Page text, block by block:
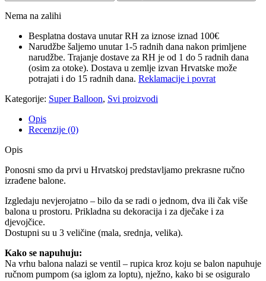
Nema na zalihi
Besplatna dostava unutar RH za iznose iznad 100€
Narudžbe šaljemo unutar 1-5 radnih dana nakon primljene
narudžbe. Trajanje dostave za RH je od 1 do 5 radnih dana
(osim za otoke). Dostava u zemlje izvan Hrvatske može
potrajati i do 15 radnih dana. Reklamacije i povrat
Kategorije: Super Balloon, Svi proizvodi
Opis
Recenzije (0)
Opis
Ponosni smo da prvi u Hrvatskoj predstavljamo prekrasne ručno
izrađene balone.
Izgledaju nevjerojatno – bilo da se radi o jednom, dva ili čak više
balona u prostoru. Prikladna su dekoracija i za dječake i za
djevojčice.
Dostupni su u 3 veličine (mala, srednja, velika).
Kako se napuhuju:
Na vrhu balona nalazi se ventil – rupica kroz koju se balon napuhuje
ručnom pumpom (sa iglom za loptu), nježno, kako bi se osiguralo